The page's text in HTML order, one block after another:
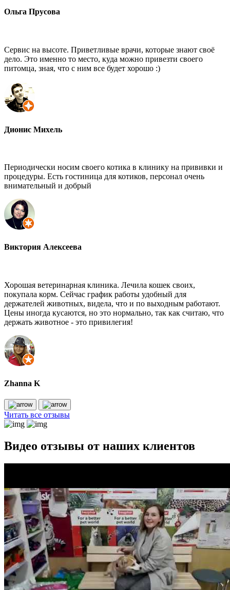
Ольга Прусова
Сервис на высоте. Приветливые врачи, которые знают своё
дело. Это именно то место, куда можно привезти своего
питомца, зная, что с ним все будет хорошо :)
Дионис Михель
Периодически носим своего котика в клинику на прививки и
процедуры. Есть гостиница для котиков, персонал очень
внимательный и добрый
Виктория Алексеева
Хорошая ветеринарная клиника. Лечила кошек своих,
покупала корм. Сейчас график работы удобный для
держателей животных, видела, что и по выходным работают.
Цены иногда кусаются, но это нормально, так как считаю, что
держать животное - это привилегия!
Zhanna K
Читать все отзывы
Видео отзывы от наших клиентов